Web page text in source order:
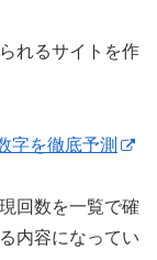
れるサイトを作
字を徹底予測
回数を一覧で確
内容になってい